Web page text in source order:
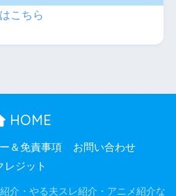
こちら
HOME
＆免責事項
お問い合わせ
レジット
・やる夫スレ紹介・アニメ紹介な